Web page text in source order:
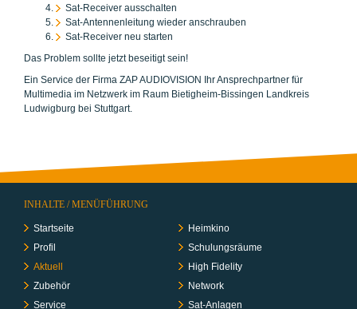
Sat-Receiver ausschalten
Sat-Antennenleitung wieder anschrauben
Sat-Receiver neu starten
Das Problem sollte jetzt beseitigt sein!
Ein Service der Firma ZAP AUDIOVISION Ihr Ansprechpartner für
Multimedia im Netzwerk im Raum Bietigheim-Bissingen Landkreis
Ludwigburg bei Stuttgart.
INHALTE / MENÜFÜHRUNG
Startseite
Profil
Aktuell
Zubehör
Service
Heimkino
Schulungs­räume
High Fidelity
Network
Sat-Anlagen